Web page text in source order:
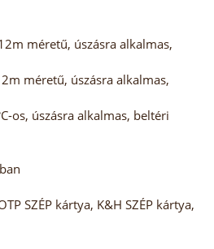
méretű, úszásra alkalmas,
méretű, úszásra alkalmas,
os, úszásra alkalmas, beltéri
SZÉP kártya, K&H SZÉP kártya,